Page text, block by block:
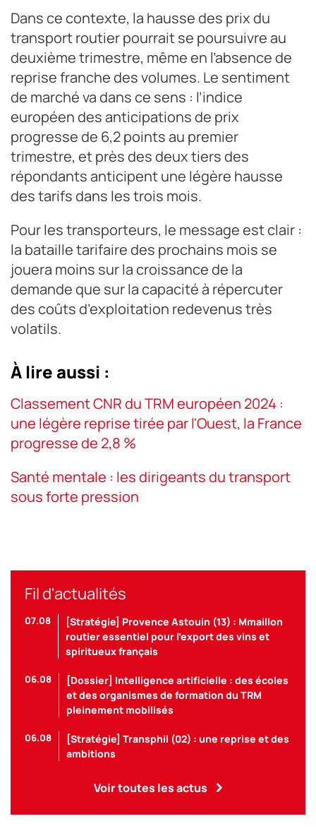
Dans ce contexte, la hausse des prix du
transport routier pourrait se poursuivre au
deuxième trimestre, même en l’absence de
reprise franche des volumes. Le sentiment
de marché va dans ce sens : l’indice
européen des anticipations de prix
progresse de 6,2 points au premier
trimestre, et près des deux tiers des
répondants anticipent une légère hausse
des tarifs dans les trois mois.
Pour les transporteurs, le message est clair :
la bataille tarifaire des prochains mois se
jouera moins sur la croissance de la
demande que sur la capacité à répercuter
des coûts d’exploitation redevenus très
volatils.
À lire aussi :
Classement CNR du TRM européen 2024 :
une légère reprise tirée par l'Ouest, la France
progresse de 2,8 %
Santé mentale : les dirigeants du transport
sous forte pression
Fil d'actualités
07.08
[Stratégie] Provence Astouin (13) : Mmaillon
routier essentiel pour l’export des vins et
spiritueux français
06.08
[Dossier] Intelligence artificielle : des écoles
et des organismes de formation du TRM
pleinement mobilisés
06.08
[Stratégie] Transphil (02) : une reprise et des
ambitions
Voir toutes les actus